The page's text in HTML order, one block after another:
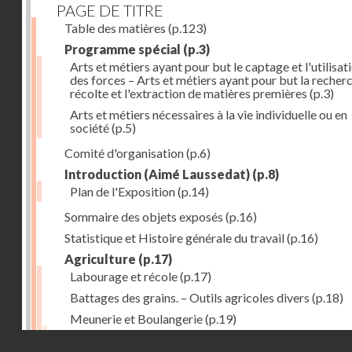
PAGE DE TITRE
Table des matières (p.123)
Programme spécial (p.3)
Arts et métiers ayant pour but le captage et
des forces – Arts et métiers ayant pour but la
récolte et l'extraction de matières premières (p.3)
Arts et métiers nécessaires à la vie individuelle ou en
société(p.5)
Comité d'organisation(p.6)
Introduction (Aimé Laussedat) (p.8)
Plan de l'Exposition(p.14)
Sommaire des objets exposés (p.16)
Statistique et Histoire générale du travail(p.16)
Agriculture (p.17)
Labourage et récole(p.17)
Battages des grains. – Outils agricoles divers (p.18)
Meunerie et Boulangerie(p.19)